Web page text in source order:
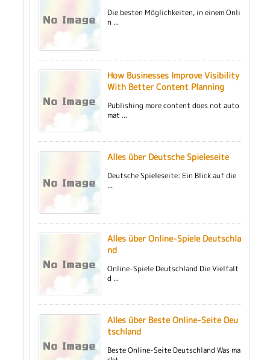
Die besten Möglichkeiten, in einem Onli
n ...
How Businesses Improve Visibility
With Better Content Planning
Publishing more content does not auto
mat ...
Alles über Deutsche Spieleseite
Deutsche Spieleseite: Ein Blick auf die
...
Alles über Online-Spiele Deutschla
nd
Online-Spiele Deutschland Die Vielfalt
d ...
Alles über Beste Online-Seite Deu
tschland
Beste Online-Seite Deutschland Was ma